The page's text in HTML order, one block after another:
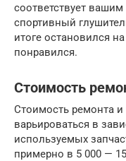
соответствует
спортивный
итоге остановился
понравился.
Стоимость
Стоимость ремонта
варьироваться в
используемых
примерно в 5 000 —